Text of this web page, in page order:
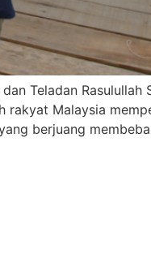
Teladan Rasulullah
rakyat Malaysia
berjuang